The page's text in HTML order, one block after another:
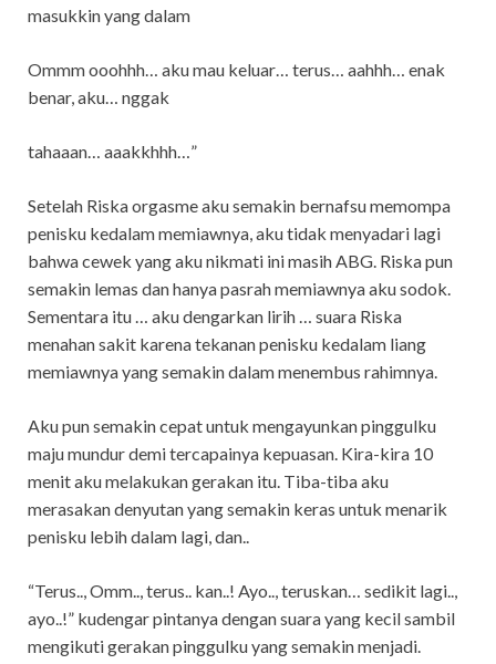
masukkin yang dalam
Ommm ooohhh… aku mau keluar… terus… aahhh… enak
benar, aku… nggak
tahaaan… aaakkhhh…”
Setelah Riska orgasme aku semakin bernafsu memompa
penisku kedalam memiawnya, aku tidak menyadari lagi
bahwa cewek yang aku nikmati ini masih ABG. Riska pun
semakin lemas dan hanya pasrah memiawnya aku sodok.
Sementara itu … aku dengarkan lirih … suara Riska
menahan sakit karena tekanan penisku kedalam liang
memiawnya yang semakin dalam menembus rahimnya.
Aku pun semakin cepat untuk mengayunkan pinggulku
maju mundur demi tercapainya kepuasan. Kira-kira 10
menit aku melakukan gerakan itu. Tiba-tiba aku
merasakan denyutan yang semakin keras untuk menarik
penisku lebih dalam lagi, dan..
“Terus.., Omm.., terus.. kan..! Ayo.., teruskan… sedikit lagi..,
ayo..!” kudengar pintanya dengan suara yang kecil sambil
mengikuti gerakan pinggulku yang semakin menjadi.